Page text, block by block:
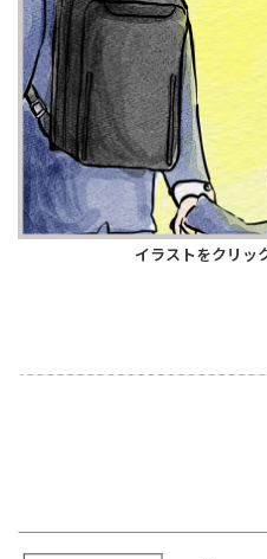
イラストをクリッ